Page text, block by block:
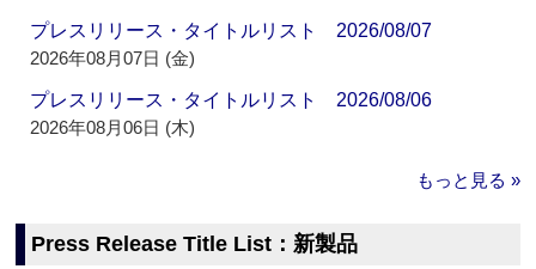
プレスリリース・タイトルリスト 2026/08/07
2026年08月07日 (金)
プレスリリース・タイトルリスト 2026/08/06
2026年08月06日 (木)
もっと見る »
Press Release Title List：新製品